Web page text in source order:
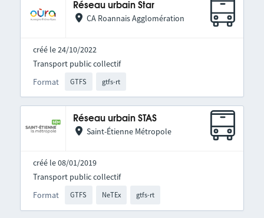
Réseau urbain Star
CA Roannais Agglomération
créé le 24/10/2022
Format GTFS gtfs-rt
Transport public collectif
Réseau urbain STAS
Saint-Étienne Métropole
créé le 08/01/2019
Format GTFS NeTEx gtfs-rt
Transport public collectif